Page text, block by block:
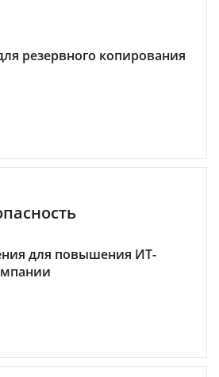
резервного копирования
для повышения ИТ-